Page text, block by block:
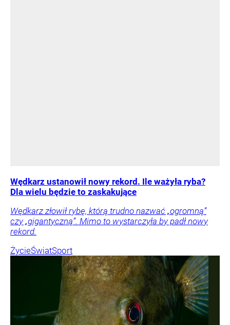
Wędkarz ustanowił nowy rekord. Ile ważyła ryba?
Dla wielu będzie to zaskakujące
Wędkarz złowił rybę, którą trudno nazwać „ogromną”
czy „gigantyczną”. Mimo to wystarczyła by padł nowy
rekord.
ŻycieŚwiatSport